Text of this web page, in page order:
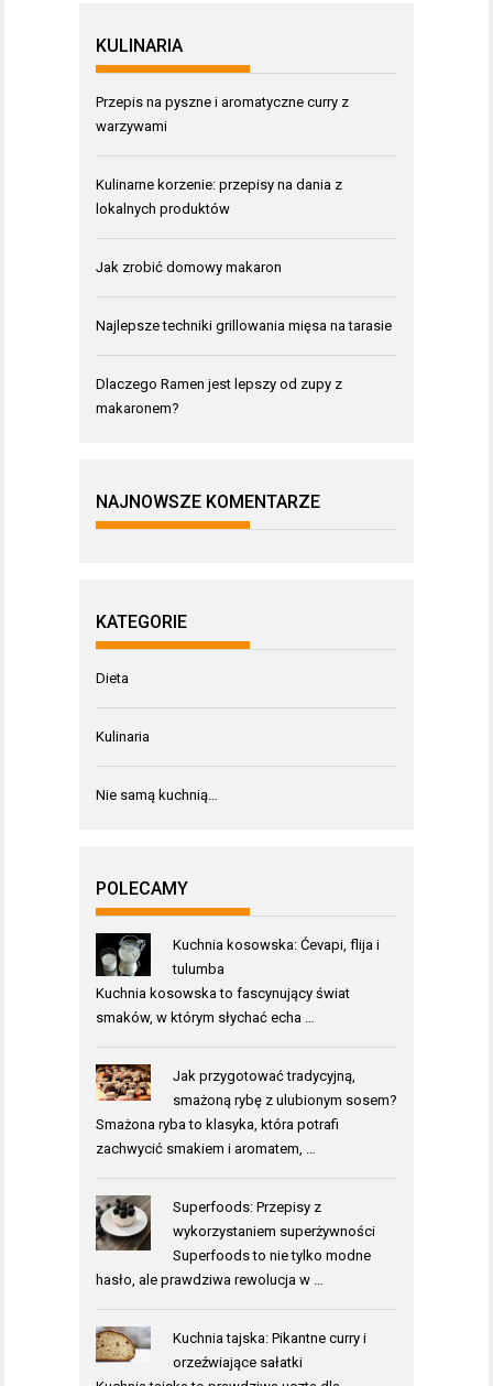
KULINARIA
Przepis na pyszne i aromatyczne curry z
warzywami
Kulinarne korzenie: przepisy na dania z
lokalnych produktów
Jak zrobić domowy makaron
Najlepsze techniki grillowania mięsa na tarasie
Dlaczego Ramen jest lepszy od zupy z
makaronem?
NAJNOWSZE KOMENTARZE
KATEGORIE
Dieta
Kulinaria
Nie samą kuchnią…
POLECAMY
Kuchnia kosowska: Ćevapi, flija i
tulumba
Kuchnia kosowska to fascynujący świat
smaków, w którym słychać echa …
Jak przygotować tradycyjną,
smażoną rybę z ulubionym sosem?
Smażona ryba to klasyka, która potrafi
zachwycić smakiem i aromatem, …
Superfoods: Przepisy z
wykorzystaniem superżywności
Superfoods to nie tylko modne
hasło, ale prawdziwa rewolucja w …
Kuchnia tajska: Pikantne curry i
orzeźwiające sałatki